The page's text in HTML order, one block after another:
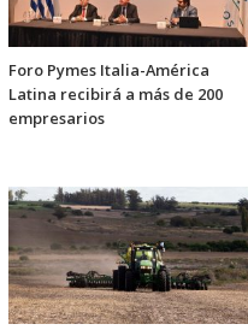
Foro Pymes Italia-América
Latina recibirá a más de 200
empresarios